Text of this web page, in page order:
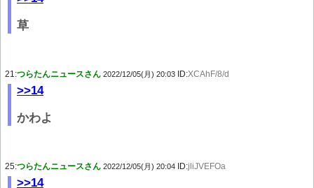
草
21:つらたんニュースさん 2022/12/05(月) 20:03 ID:XCAhF/8/d
>>14
かわよ
25:つらたんニュースさん 2022/12/05(月) 20:04 ID:jliJVEFOa
>>14